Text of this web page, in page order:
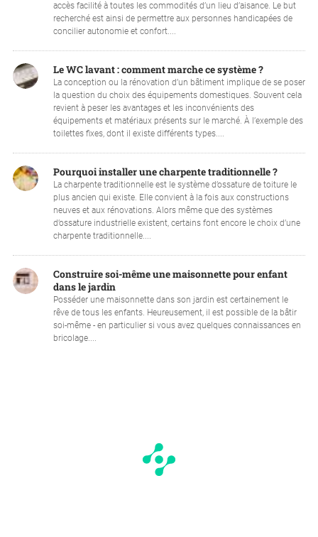
accès facilité à toutes les commodités d’un lieu d’aisance. Le but
recherché est ainsi de permettre aux personnes handicapées de
concilier autonomie et confort....
Le WC lavant : comment marche ce système ?
La conception ou la rénovation d’un bâtiment implique de se poser
la question du choix des équipements domestiques. Souvent cela
revient à peser les avantages et les inconvénients des
équipements et matériaux présents sur le marché. À l’exemple des
toilettes fixes, dont il existe différents types....
Pourquoi installer une charpente traditionnelle ?
La charpente traditionnelle est le système d’ossature de toiture le
plus ancien qui existe. Elle convient à la fois aux constructions
neuves et aux rénovations. Alors même que des systèmes
d’ossature industrielle existent, certains font encore le choix d’une
charpente traditionnelle....
Construire soi-même une maisonnette pour enfant
dans le jardin
Posséder une maisonnette dans son jardin est certainement le
rêve de tous les enfants. Heureusement, il est possible de la bâtir
soi-même - en particulier si vous avez quelques connaissances en
bricolage....